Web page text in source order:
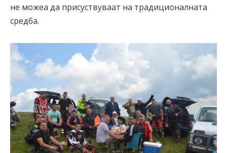
не можеа да присуствуваат на традиционалната
средба.